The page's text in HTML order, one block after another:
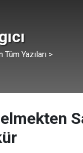
Tüm Yazıları >